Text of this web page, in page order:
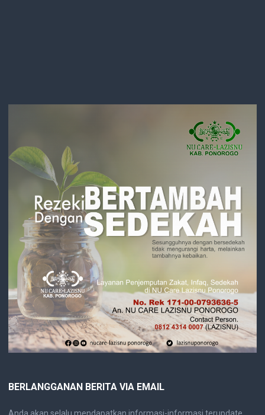
BERLANGGANAN BERITA VIA EMAIL